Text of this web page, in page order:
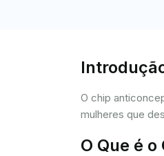
O chip
mulheres que
O Que é